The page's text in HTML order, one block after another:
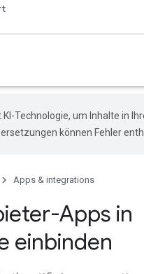
Technologie, um Inhalte in
können Fehler
Apps & integrations
Apps in
einbinden